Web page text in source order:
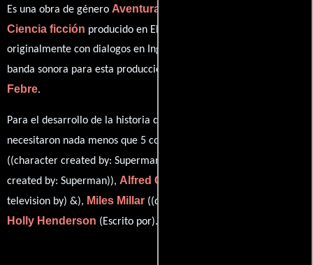
Es una obra de género Aventura
Ciencia ficción producido en EE.UU.. Esta obra fue grabado
originalmente con dialogos en Inglés
banda sonora para esta producción ha sido compuesta por
Febre.
Para el desarrollo de la historia que cuenta esta obra, se
necesitaron nada menos que 5 colaboraciones.
((character created by: Superman) &),
created by: Superman)), Alfred Gough
television by) &), Miles Millar ((developed for television by)) y
Holly Henderson (Escrito por).